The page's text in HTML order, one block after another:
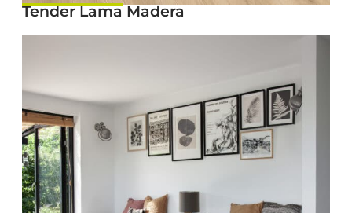
Tender Lama Madera